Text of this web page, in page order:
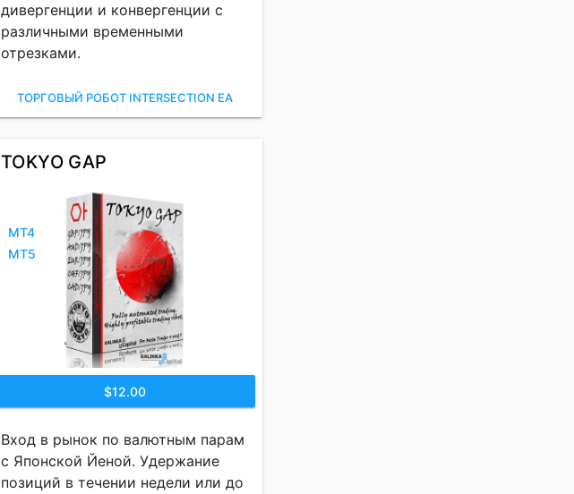
дивергенции и конвергенции с
различными временными
отрезками.
ТОРГОВЫЙ РОБОТ INTERSECTION EA
TOKYO GAP
MT4
MT5
$12.00
Вход в рынок по валютным парам
с Японской Йеной. Удержание
позиций в течении недели или до